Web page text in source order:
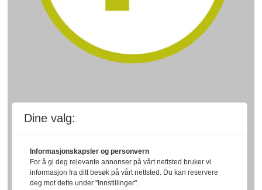
Dine valg:
Informasjonskapsler og personvern
For å gi deg relevante annonser på vårt nettsted bruker vi
informasjon fra ditt besøk på vårt nettsted. Du kan reservere
deg mot dette under "Innstillinger".